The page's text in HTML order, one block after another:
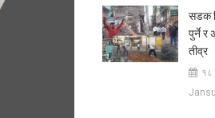
सडक
पुर्ने र
तीव्र
१८